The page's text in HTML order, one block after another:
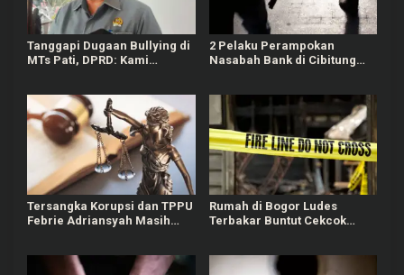
Tanggapi Dugaan Bullying di
MTs Pati, DPRD: Kami
2 Pelaku Perampokan
Nasabah Bank di Cibitung
Tersangka Korupsi dan TPPU
Febrie Adriansyah Masih
Rumah di Bogor Ludes
Terbakar Buntut Cekcok